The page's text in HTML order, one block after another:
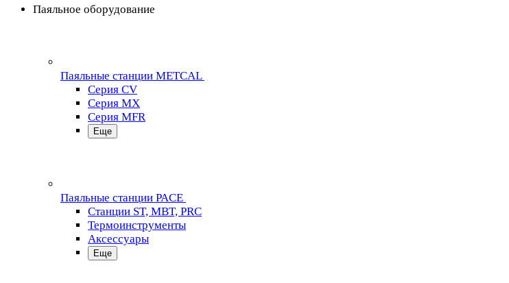
Паяльное оборудование
Паяльные станции METCAL
Серия CV
Серия MX
Серия MFR
Еще
Паяльные станции PACE
Станции ST, MBT, PRC
Термоинструменты
Аксессуары
Еще